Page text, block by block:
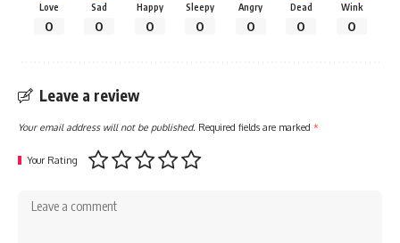
Love
0
Sad
0
Happy
0
Sleepy
0
Angry
0
Dead
0
Wink
0
Leave a review
Your email address will not be published. Required fields are marked *
Your Rating